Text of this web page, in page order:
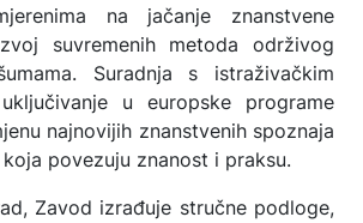
na jačanje znanstvene
suvremenih metoda održivog
Suradnja s istraživačkim
u europske programe
najnovijih znanstvenih spoznaja
povezuju znanost i praksu.
Zavod izrađuje stručne podloge,